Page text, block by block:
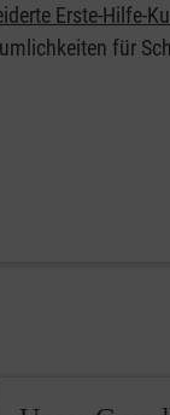
Erste-Hilfe-
für